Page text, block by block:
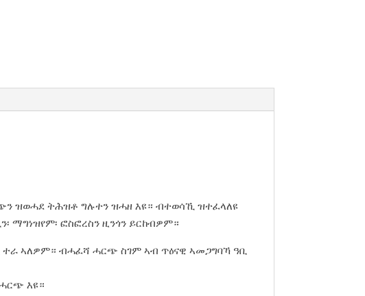
ዝወሓደ ትሕዝቶ ግሉተን ዝሓዘ እዩ። ብተወሳኺ ዝተፈላለዩ
ማግነዝየም፡ ፎስፎረስን ዚንጎን ይርከብዎም።
ኣለዎም። ብሓፈሻ ሓርጭ ስገም ኣብ ጥዕናዊ ኣመጋግባኻ ዓቢ
እዩ።